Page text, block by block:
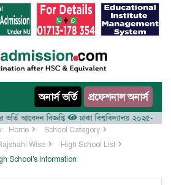
অনার্স ভর্তি প্রফেশনাল অনার্স
আবেদন বিজ্ঞপ্তি ঢাকা বিশ্ববিদ্যালয় ২০২৫-২৬
Home
School Category
Wise
High School List
School's Information